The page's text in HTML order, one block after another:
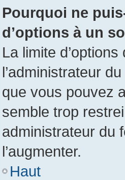
Pourquoi ne
d’options à un
La limite
l’administrateur
que vous pouvez
semble trop
administrateur du
l’augmenter.
Haut